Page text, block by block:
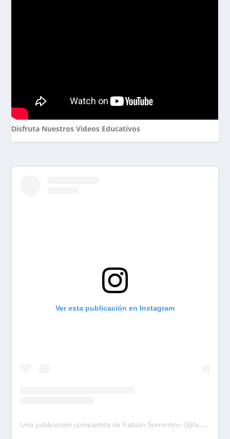
Disfruta Nuestros Videos Educativos
Ver esta publicación en Instagram
Una publicación compartida de Fabian Sorrentino (@fabiansonria)